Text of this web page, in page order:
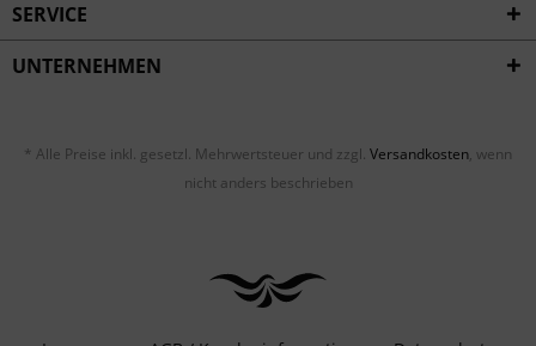
SERVICE
UNTERNEHMEN
* Alle Preise inkl. gesetzl. Mehrwertsteuer und zzgl. Versandkosten, wenn
nicht anders beschrieben